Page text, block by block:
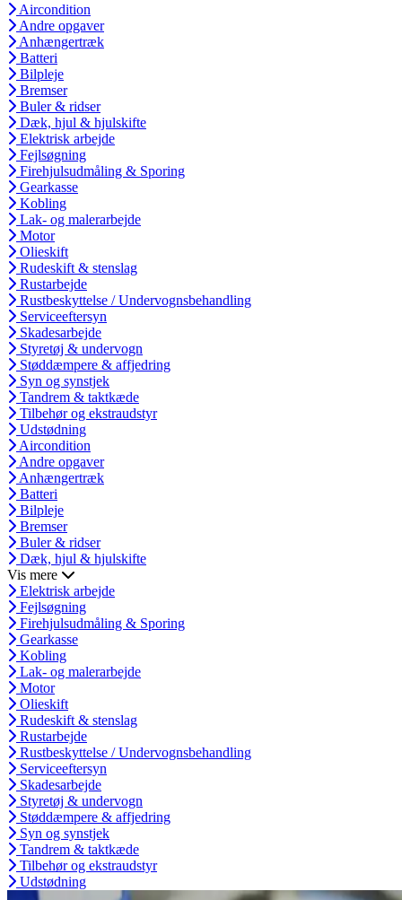
Aircondition
Andre opgaver
Anhængertræk
Batteri
Bilpleje
Bremser
Buler & ridser
Dæk, hjul & hjulskifte
Elektrisk arbejde
Fejlsøgning
Firehjulsudmåling & Sporing
Gearkasse
Kobling
Lak- og malerarbejde
Motor
Olieskift
Rudeskift & stenslag
Rustarbejde
Rustbeskyttelse / Undervognsbehandling
Serviceeftersyn
Skadesarbejde
Styretøj & undervogn
Støddæmpere & affjedring
Syn og synstjek
Tandrem & taktkæde
Tilbehør og ekstraudstyr
Udstødning
Aircondition
Andre opgaver
Anhængertræk
Batteri
Bilpleje
Bremser
Buler & ridser
Dæk, hjul & hjulskifte
Vis mere
Elektrisk arbejde
Fejlsøgning
Firehjulsudmåling & Sporing
Gearkasse
Kobling
Lak- og malerarbejde
Motor
Olieskift
Rudeskift & stenslag
Rustarbejde
Rustbeskyttelse / Undervognsbehandling
Serviceeftersyn
Skadesarbejde
Styretøj & undervogn
Støddæmpere & affjedring
Syn og synstjek
Tandrem & taktkæde
Tilbehør og ekstraudstyr
Udstødning